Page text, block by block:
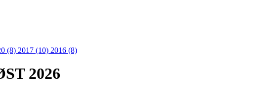
(8) 2017 (10) 2016 (8)
2026